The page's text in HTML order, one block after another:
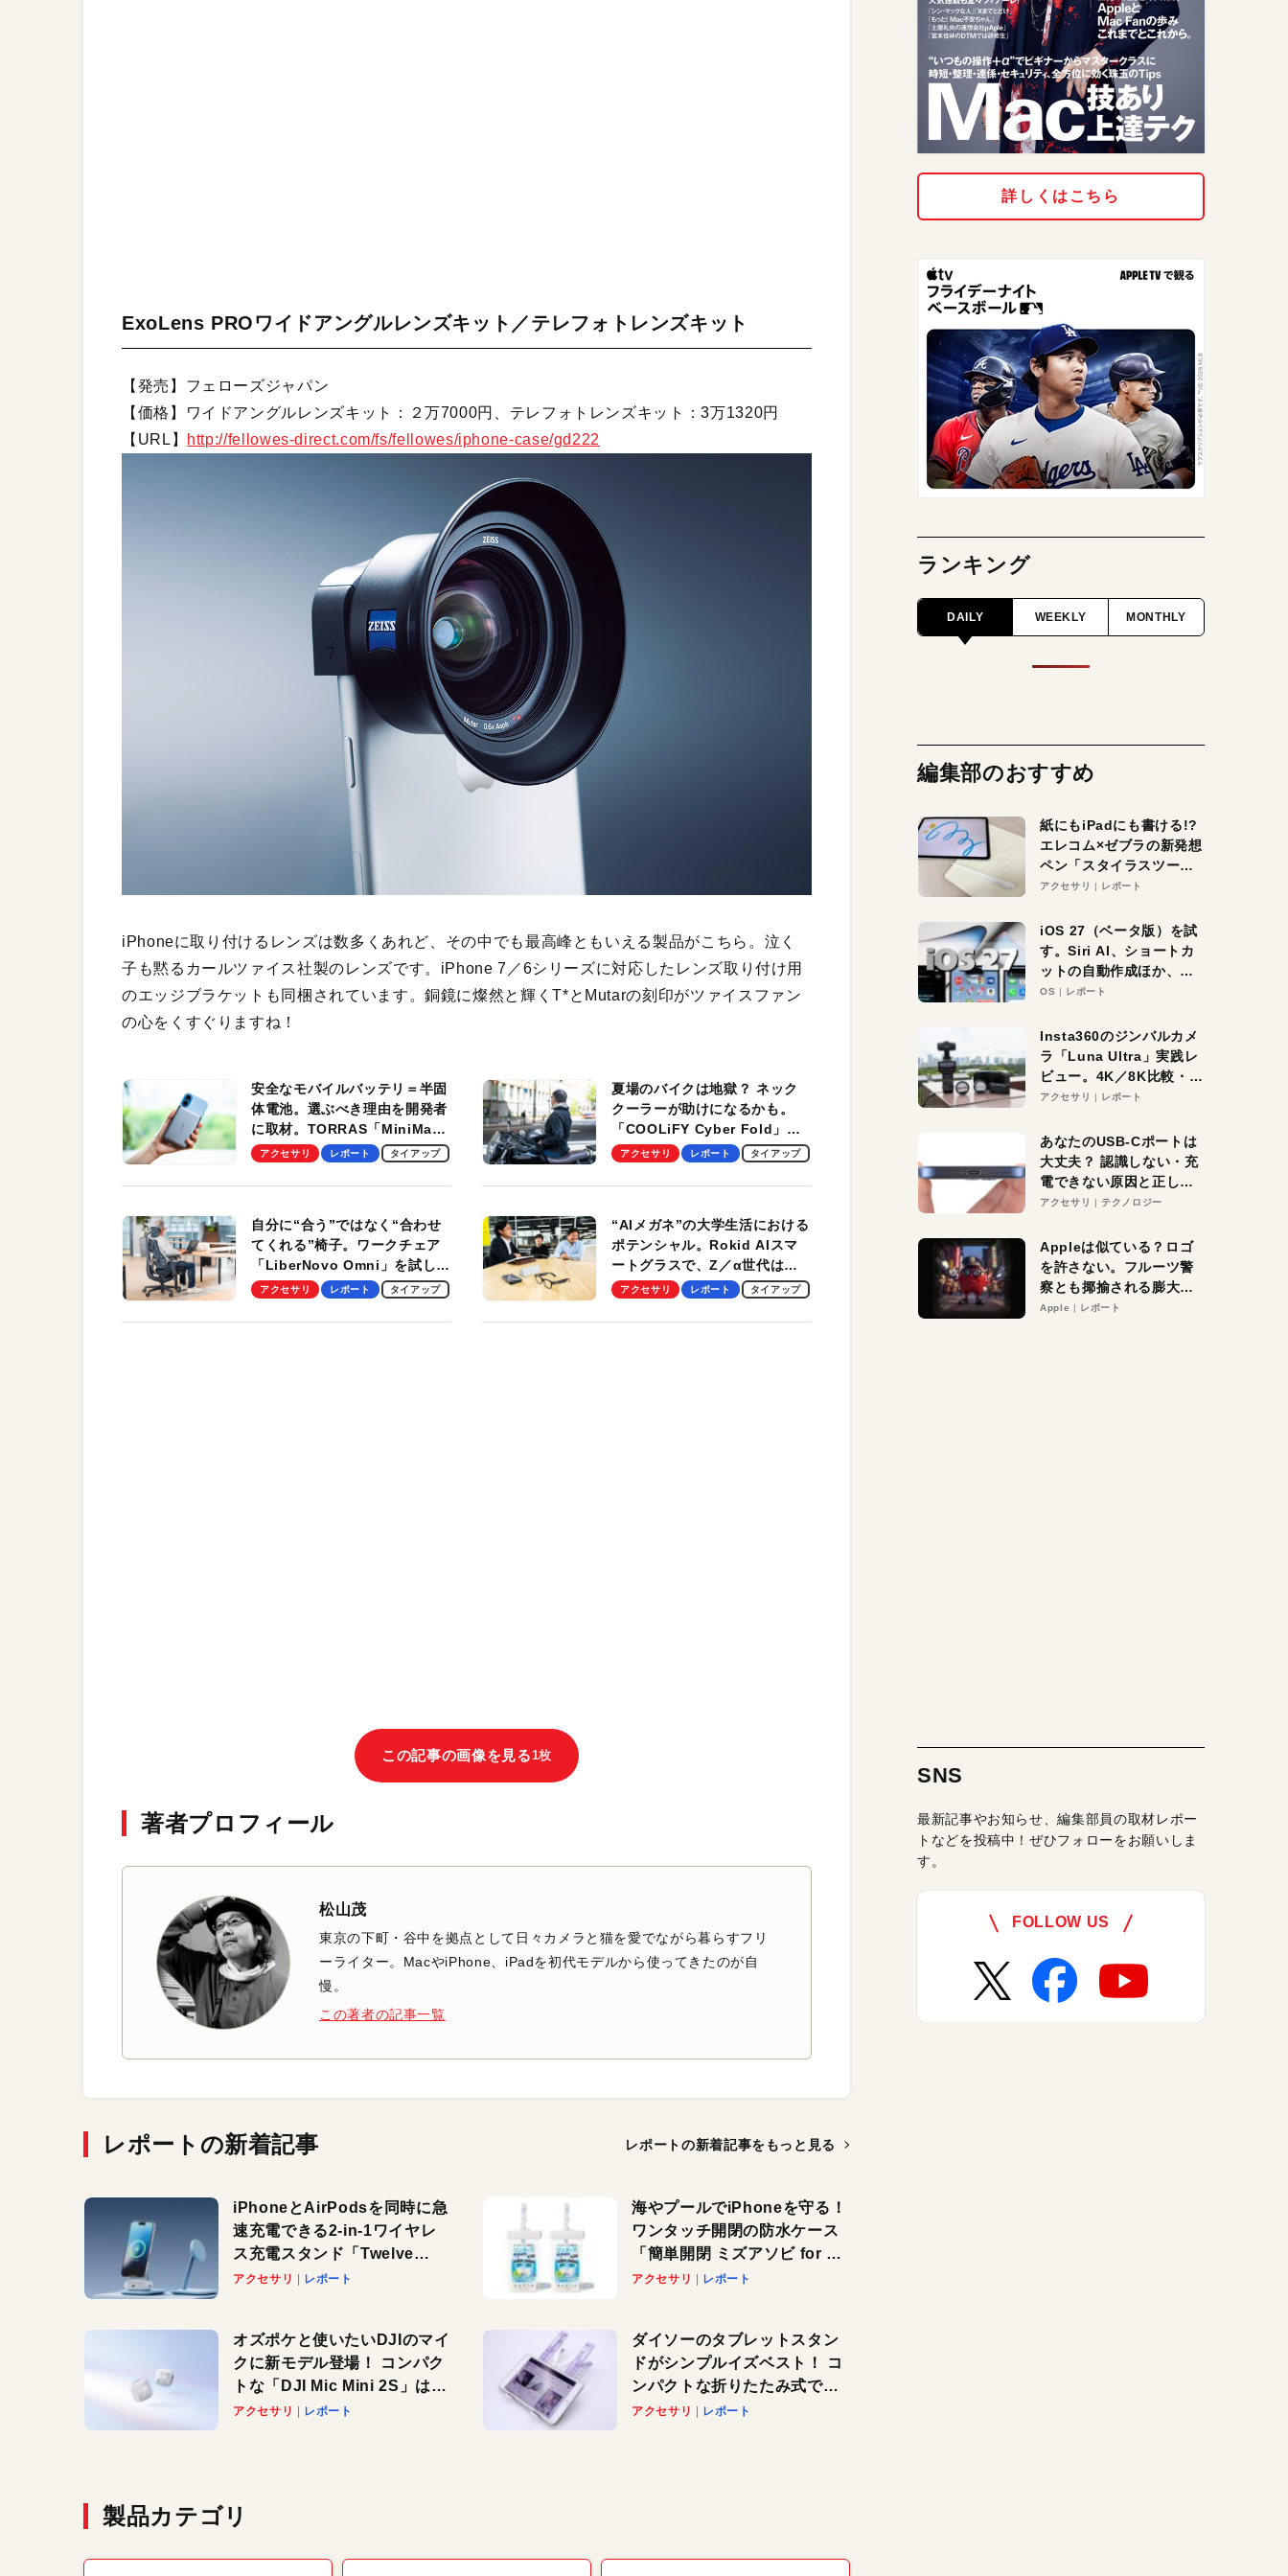
ExoLens PROワイドアングルレンズキット／テレフォトレンズキット
【発売】フェローズジャパン
【価格】ワイドアングルレンズキット：２万7000円、テレフォトレンズキット：3万1320円
【URL】
http://fellowes-direct.com/fs/fellowes/iphone-case/gd222
iPhoneに取り付けるレンズは数多くあれど、その中でも最高峰ともいえる製品がこちら。泣く
子も黙るカールツァイス社製のレンズです。iPhone 7／6シリーズに対応したレンズ取り付け用
のエッジブラケットも同梱されています。銅鏡に燦然と輝くT*とMutarの刻印がツァイスファン
の心をくすぐりますね！
安全なモバイルバッテリ＝半固
体電池。選ぶべき理由を開発者
に取材。TORRAS「MiniMag
Pro」の実機レビューも
アクセサリ レポート タイアップ
夏場のバイクは地獄？ ネック
クーラーが助けになるかも。
「COOLiFY Cyber Fold」レ
ビュー。冷却の速さ、密着する
性がグッド！
アクセサリ レポート タイアップ
自分に“合う”ではなく“合わせ
てくれる”椅子。ワークチェア
「LiberNovo Omni」を試して
わかったその魅力。まさかのス
アクセサリ レポート タイアップ
“AIメガネ”の大学生活における
ポテンシャル。Rokid AIスマ
ートグラスで、Z／α世代は何
を見る？ 現役学生起業家、そ
【PR】
アクセサリ レポート タイアップ
この記事の画像を見る 1枚
著者プロフィール
松山茂
東京の下町・谷中を拠点として日々カメラと猫を愛でながら暮らすフリ
ーライター。MacやiPhone、iPadを初代モデルから使ってきたのが自
慢。
この著者の記事一覧
レポートの新着記事 レポートの新着記事をもっと見る
iPhoneとAirPodsを同時に急
速充電できる2-in-1ワイヤレ
ス充電スタンド「Twelve
South HiRise 2 Deluxe」が
アクセサリ レポート
海やプールでiPhoneを守る！
ワンタッチ開閉の防水ケース
「簡単開閉 ミズアソビ for ス
マホ」で夏のレジャーを満喫
アクセサリ レポート
オズポケと使いたいDJIのマイ
クに新モデル登場！ コンパク
トな「DJI Mic Mini 2S」はAI
ノイキャンも搭載。屋外でも
アクセサリ レポート
ダイソーのタブレットスタン
ドがシンプルイズベスト！ コ
ンパクトな折りたたみ式でノ
ートパソコンにも対応。カラ
アクセサリ レポート
製品カテゴリ
詳しくはこちら
ランキング
DAILY WEEKLY MONTHLY
編集部のおすすめ
紙にもiPadにも書ける!?
エレコム×ゼブラの新発想
ペン「スタイラスツーウ
ェイ」レビュー。持ち替
アクセサリ レポート
iOS 27（ベータ版）を試
す。Siri AI、ショートカ
ットの自動作成ほか、期
待大の便利機能5選。
る未来はすぐそこ！
OS レポート
Insta360のジンバルカメ
ラ「Luna Ultra」実践レ
ビュー。4K／8K比較・ズ
ーム・夜間撮影をチェッ
アクセサリ レポート
あなたのUSB-Cポートは
大丈夫？ 認識しない・充
電できない原因と正しい
対策
アクセサリ テクノロジー
Appleは似ている？ロゴ
を許さない。フルーツ警
察とも揶揄される膨大な
異議申し立て。対象は非
Apple レポート
SNS
最新記事やお知らせ、編集部員の取材レポー
トなどを投稿中！ぜひフォローをお願いしま
す。
FOLLOW US